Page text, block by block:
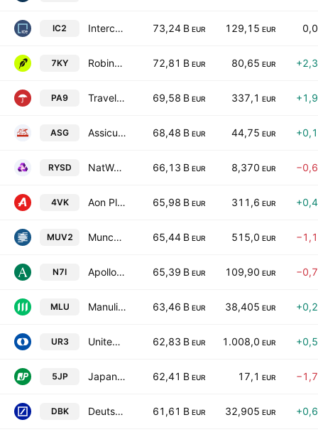
IC2 Intercontinental Exchange, Inc. 73,24 B EUR 129,15 EUR
7KY Robinhood Markets, Inc. Class A 72,81 B EUR 80,65 EUR
PA9 Travelers Companies, Inc. 69,58 B EUR 337,1 EUR
ASG Assicurazioni Generali S.p.A. 68,48 B EUR 44,75 EUR
RYSD NatWest Group Plc 66,13 B EUR 8,370 EUR
4VK Aon Plc Class A 65,98 B EUR 311,6 EUR
MUV2 Munchener Ruckversicherungs-Gesellschaft AG 65,44 B EUR 515,0 EUR
N7I Apollo Global Management Inc 65,39 B EUR 109,90 EUR
MLU Manulife Financial Corporation 63,46 B EUR 38,405 EUR
UR3 United Rentals, Inc. 62,83 B EUR 1.008,0 EUR
5JP Japan Post Bank Co., Ltd. 62,41 B EUR 17,1 EUR
DBK Deutsche Bank Aktiengesellschaft 61,61 B EUR 32,905 EUR